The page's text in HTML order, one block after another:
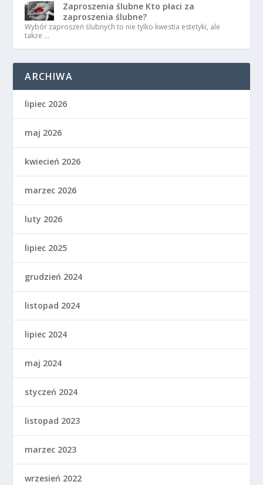
Zaproszenia ślubne Kto płaci za
zaproszenia ślubne?
Wybór zaproszeń ślubnych to nie tylko kwestia estetyki, ale
także …
ARCHIWA
lipiec 2026
maj 2026
kwiecień 2026
marzec 2026
luty 2026
lipiec 2025
grudzień 2024
listopad 2024
lipiec 2024
maj 2024
styczeń 2024
listopad 2023
marzec 2023
wrzesień 2022